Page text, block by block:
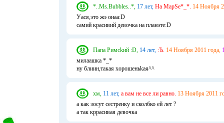
*..Ms.Bubbles..*, 17 лет, На МарSе*_*. 14 Ноября
Уася,это жэ онаа:D
самий красивий девочка на планэте:D
Папа Римсkий :D, 14 лет, :Ъ. 14 Ноября 2011 года,
милаашка *_*
ну блиин,такая хорошеньkая^^
хм, 11 лет, а вам не все ли равно. 13 Ноября 2011
а как зосут сестренку и сколбко ей лет ?
а так кррасивая девочка